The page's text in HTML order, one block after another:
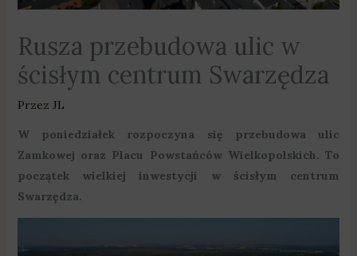
Rusza przebudowa ulic w
ścisłym centrum Swarzędza
Przez JL
W poniedziałek rozpoczyna się przebudowa ulic
Zamkowej oraz Placu Powstańców Wielkopolskich. To
początek wielkiej inwestycji w ścisłym centrum
Swarzędza.